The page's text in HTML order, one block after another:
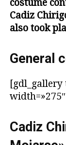
costume
Cadiz
also took
General
[gdl_gallery
Cadiz